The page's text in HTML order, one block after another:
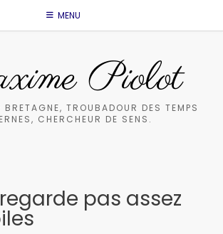
MENU
Piolot
BRETAGNE, TROUBADOUR DES TEMPS
CHERCHEUR DE SENS.
pas assez